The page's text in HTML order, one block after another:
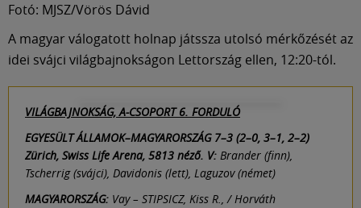
Fotó: MJSZ/Vörös Dávid
A magyar válogatott holnap játssza utolsó mérkőzését az
idei svájci világbajnokságon Lettország ellen, 12:20-tól.
VILÁGBAJNOKSÁG, A-CSOPORT 6. FORDULÓ
EGYESÜLT ÁLLAMOK–MAGYARORSZÁG 7–3 (2–0, 3–1, 2–2)
Zürich, Swiss Life Arena, 5813 néző. V: Brander (finn),
Tscherrig (svájci), Davidonis (lett), Laguzov (német)
MAGYARORSZÁG: Vay – STIPSICZ, Kiss R., / Horváth